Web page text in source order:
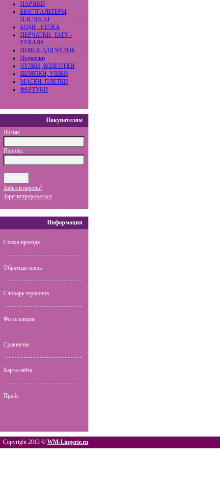
ПАРИКИ
БЮСТГАЛЬТЕРЫ,
ПЭСТИСЫ
БОДИ - СЕТКА
ПЕРЧАТКИ, ТАТУ -
РУКАВА
ПОЯСА ДЛЯ ЧУЛОК
Подвязки
ЧУЛКИ, КОЛГОТКИ
ШЛЯПКИ, УШКИ
МАСКИ. ПЛЕТКИ
ФАРТУКИ
Покупателям
Логин:
Пароль:
Забыли пароль?
Зарегистрироваться
Информация
Схема проезда
Обратная связь
Словарь терминов
Фотогалерея
Сравнение
Карта сайта
Прайс
Copyright 2013 © WM-Lingerie.ru